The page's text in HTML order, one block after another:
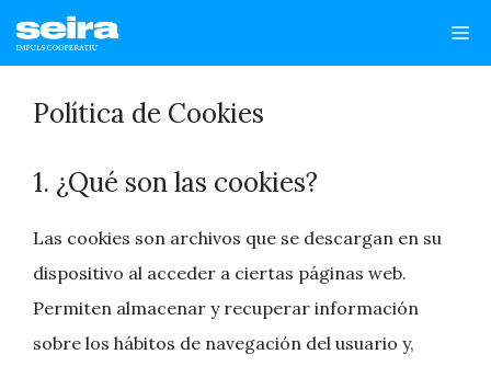
Saltar
Política de Cookies
1. ¿Qué son las cookies?
Las cookies son archivos que se descargan en su
dispositivo al acceder a ciertas páginas web.
Permiten almacenar y recuperar información
sobre los hábitos de navegación del usuario y,